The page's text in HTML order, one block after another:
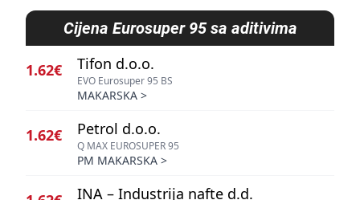
Cijena Eurosuper 95 sa aditivima
1.62€ Tifon d.o.o.
EVO Eurosuper 95 BS
MAKARSKA >
1.62€ Petrol d.o.o.
Q MAX EUROSUPER 95
PM MAKARSKA >
INA – Industrija nafte d.d.